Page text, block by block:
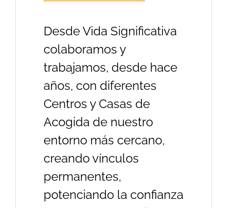
Desde Vida Significativa
colaboramos y
trabajamos, desde hace
años, con diferentes
Centros y Casas de
Acogida de nuestro
entorno más cercano,
creando vínculos
permanentes,
potenciando la confianza